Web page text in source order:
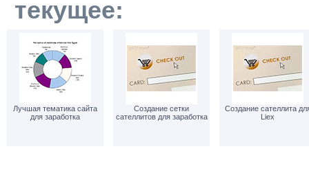
текущее:
Лучшая тематика сайта
для заработка
Создание сетки
сателлитов для заработка
Создание сателлита
Liex